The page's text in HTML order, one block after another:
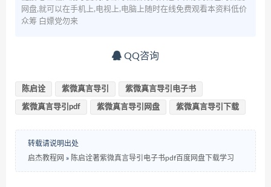
网盘,就可以在手机上,电视上,电脑上随时在线免费观看本资料低价
众筹 白嫖党勿来
QQ咨询
陈启诠 紫微真言导引 紫微真言导引电子书
紫微真言导引pdf 紫微真言导引网盘 紫微真言导引下载
转载请说明出处
启杰教程网 » 陈启诠著紫微真言导引电子书pdf百度网盘下载学习